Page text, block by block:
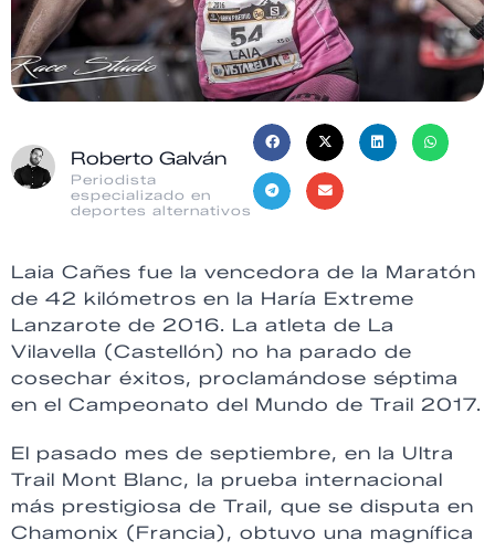
Roberto Galván
Periodista
especializado en
deportes alternativos
Laia Cañes fue la vencedora de la Maratón
de 42 kilómetros en la Haría Extreme
Lanzarote de 2016. La atleta de La
Vilavella (Castellón) no ha parado de
cosechar éxitos, proclamándose séptima
en el Campeonato del Mundo de Trail 2017.
El pasado mes de septiembre, en la Ultra
Trail Mont Blanc, la prueba internacional
más prestigiosa de Trail, que se disputa en
Chamonix (Francia), obtuvo una magnífica